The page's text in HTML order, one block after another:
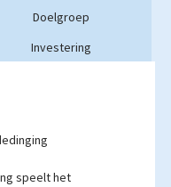
Doelgroep
Investering
speelt het